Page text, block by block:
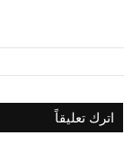
اترك تعليقاً